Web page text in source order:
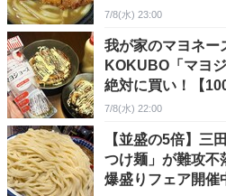
7/8(水) 23:00
我が家のマヨネー
KOKUBO「マヨ
絶対に買い！【
7/8(水) 22:00
【並盛の5倍】三
つけ麺」が難攻不
爆盛りフェア開催